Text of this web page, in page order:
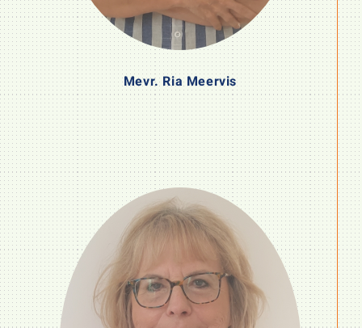
Mevr. Ria Meervis